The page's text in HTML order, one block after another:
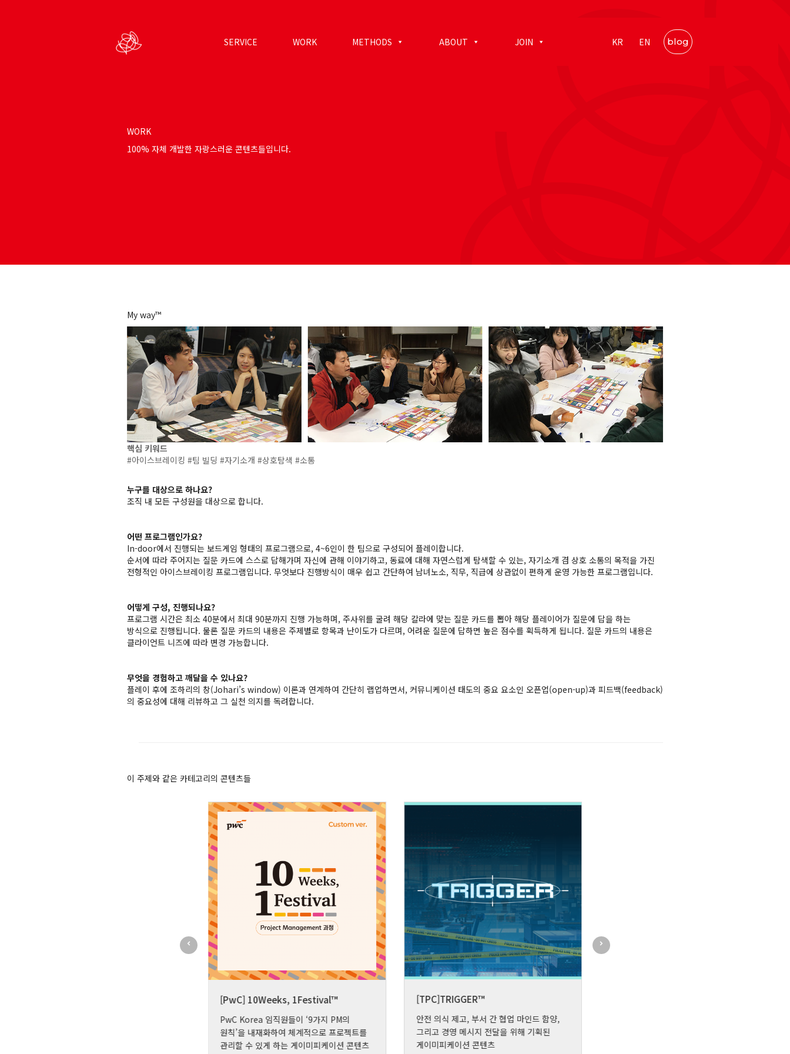
SERVICE WORK METHODS ABOUT JOIN KR EN blog
WORK
100% 자체 개발한 자랑스러운 콘텐츠들입니다.
My way™
핵심 키워드
#아이스브레이킹 #팀 빌딩 #자기소개 #상호탐색 #소통
누구를 대상으로 하나요?
조직 내 모든 구성원을 대상으로 합니다.
어떤 프로그램인가요?
In-door에서 진행되는 보드게임 형태의 프로그램으로, 4~6인이 한 팀으로 구성되어 플레이합니다.
순서에 따라 주어지는 질문 카드에 스스로 답해가며 자신에 관해 이야기하고, 동료에 대해 자연스럽게 탐색할 수 있는, 자기소개 겸 상호 소통의 목적을 가진
전형적인 아이스브레이킹 프로그램입니다. 무엇보다 진행방식이 매우 쉽고 간단하여 남녀노소, 직무, 직급에 상관없이 편하게 운영 가능한 프로그램입니다.
어떻게 구성, 진행되나요?
프로그램 시간은 최소 40분에서 최대 90분까지 진행 가능하며, 주사위를 굴려 해당 칼라에 맞는 질문 카드를 뽑아 해당 플레이어가 질문에 답을 하는
방식으로 진행됩니다. 물론 질문 카드의 내용은 주제별로 항목과 난이도가 다르며, 어려운 질문에 답하면 높은 점수를 획득하게 됩니다. 질문 카드의 내용은
클라이언트 니즈에 따라 변경 가능합니다.
무엇을 경험하고 깨달을 수 있나요?
플레이 후에 조하리의 창(Johari’s window) 이론과 연계하여 간단히 랩업하면서, 커뮤니케이션 태도의 중요 요소인 오픈업(open-up)과 피드백(feedback)
의 중요성에 대해 리뷰하고 그 실천 의지를 독려합니다.
이 주제와 같은 카테고리의 콘텐츠들
[PwC] 10Weeks, 1Festival™
PwC Korea 임직원들이 ‘9가지 PM의
원칙’을 내재화하여 체계적으로 프로젝트를
관리할 수 있게 하는 게이미피케이션 콘텐츠
[TPC]TRIGGER™
안전 의식 제고, 부서 간 협업 마인드 함양,
그리고 경영 메시지 전달을 위해 기획된
게이미피케이션 콘텐츠